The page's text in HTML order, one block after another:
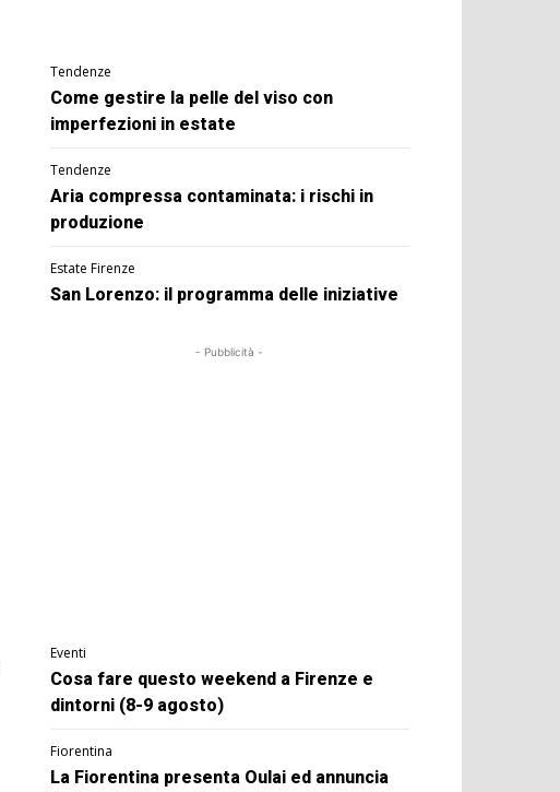
Tendenze
Come gestire la pelle del viso con
imperfezioni in estate
Tendenze
Aria compressa contaminata: i rischi in
produzione
Estate Firenze
San Lorenzo: il programma delle iniziative
- Pubblicità -
Eventi
Cosa fare questo weekend a Firenze e
dintorni (8-9 agosto)
Fiorentina
La Fiorentina presenta Oulai ed annuncia